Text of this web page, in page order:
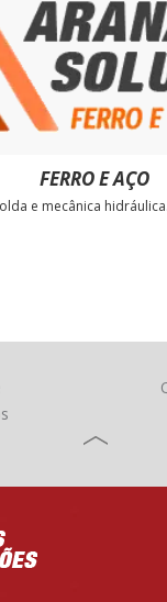
FERRO E AÇO
e mecânica